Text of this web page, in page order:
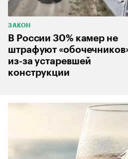
ЗАКОН
В России 30% камер не
штрафуют
из-за устаревшей
конструкции